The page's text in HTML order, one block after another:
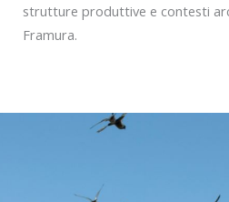
strutture produttive e contesti
Framura.